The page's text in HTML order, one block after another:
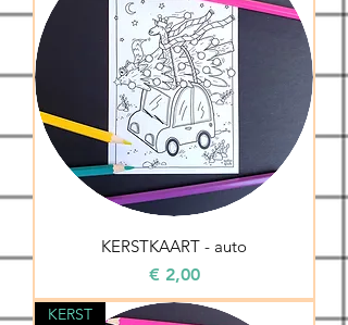
KERSTKAART - auto
Prijs
€ 2,00
KERST